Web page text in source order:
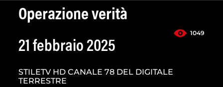
Operazione verità
1049
21 febbraio 2025
STILETV HD CANALE 78 DEL DIGITALE
TERRESTRE